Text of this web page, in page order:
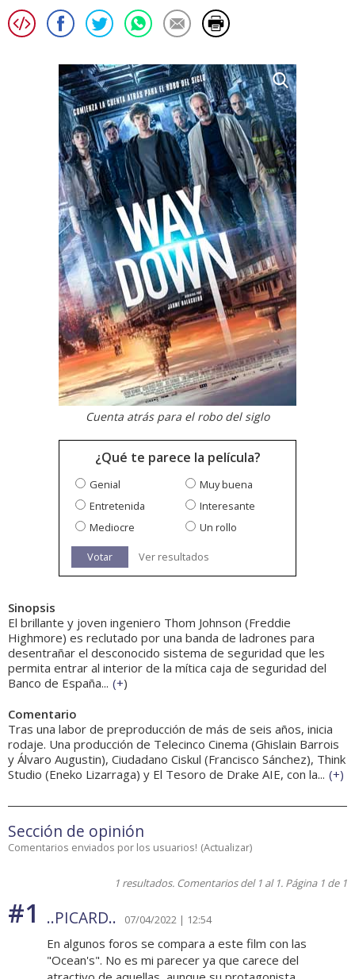
Cuenta atrás para el robo del siglo
¿Qué te parece la película?
Genial
Muy buena
Entretenida
Interesante
Mediocre
Un rollo
Votar Ver resultados
Sinopsis
El brillante y joven ingeniero Thom Johnson (Freddie
Highmore) es reclutado por una banda de ladrones para
desentrañar el desconocido sistema de seguridad que les
permita entrar al interior de la mítica caja de seguridad del
Banco de España... (+)
Comentario
Tras una labor de preproducción de más de seis años, inicia
rodaje. Una producción de Telecinco Cinema (Ghislain Barrois
y Álvaro Augustin), Ciudadano Ciskul (Francisco Sánchez), Think
Studio (Eneko Lizarraga) y El Tesoro de Drake AIE, con la... (+)
Sección de opinión
Comentarios enviados por los usuarios! (Actualizar)
1 resultados. Comentarios del 1 al 1. Página 1 de 1
#1 ..PICARD.. 07/04/2022 | 12:54
En algunos foros se compara a este film con las
"Ocean's". No es mi parecer ya que carece del